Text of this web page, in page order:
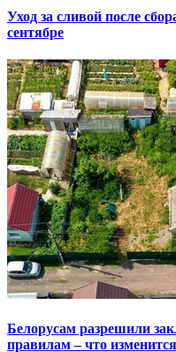
Уход за сливой после
сентябре
Белорусам разрешили
правилам – что